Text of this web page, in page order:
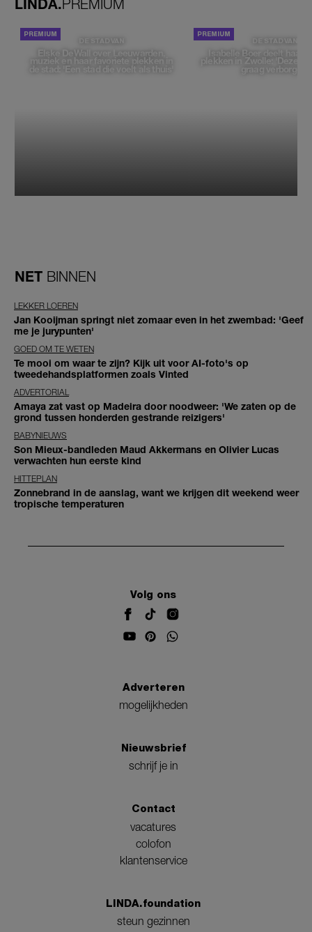
LINDA.PREMIUM
DE STAD VAN
Elske DeWall over Leeuwarden,
muziek en haar favoriete plekken in
de stad: 'Een stad die voelt als thuis'
DE STAD VAN
Isabelle Boer deelt haar
plekken in Zwolle: 'Deze
graag verborgen'
NET BINNEN
LEKKER LOEREN
Jan Kooijman springt niet zomaar even in het zwembad: 'Geef
me je jurypunten'
GOED OM TE WETEN
Te mooi om waar te zijn? Kijk uit voor AI-foto's op
tweedehandsplatformen zoals Vinted
ADVERTORIAL
Amaya zat vast op Madeira door noodweer: 'We zaten op de
grond tussen honderden gestrande reizigers'
BABYNIEUWS
Son Mieux-bandleden Maud Akkermans en Olivier Lucas
verwachten hun eerste kind
HITTEPLAN
Zonnebrand in de aanslag, want we krijgen dit weekend weer
tropische temperaturen
Volg ons
Adverteren
mogelijkheden
Nieuwsbrief
schrijf je in
Contact
vacatures
colofon
klantenservice
LINDA.foundation
steun gezinnen